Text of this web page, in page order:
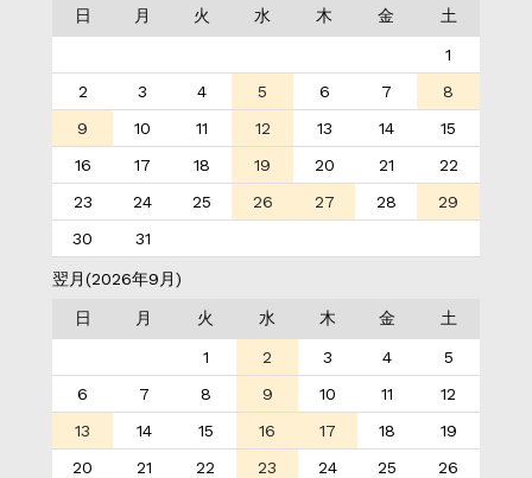
日 月 火 水 木 金 土
1
2
3 4 5 6 7
8
9
10 11 12 13 14
15
16
17 18 19 20 21
22
23
24 25 26 27 28
29
30
31
翌月(2026年9月)
日 月 火 水 木 金 土
1 2 3 4
5
6
7 8 9 10 11
12
13
14 15 16 17 18
19
20
21 22 23 24 25
26